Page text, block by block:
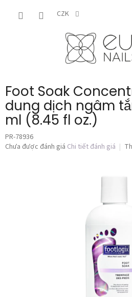
CZK
Foot Soak
dung dịch ngâm
ml (8.45 fl oz.)
PR-78936
Đánh
Chưa được đánh giá Chi tiết đánh giá